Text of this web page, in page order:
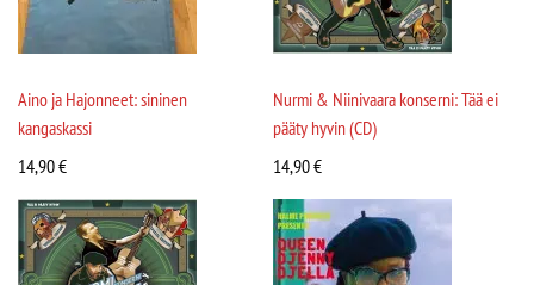
Aino ja Hajonneet: sininen
kangaskassi
14,90€
Nurmi & Niinivaara konserni: Tää ei
pääty hyvin (CD)
14,90€